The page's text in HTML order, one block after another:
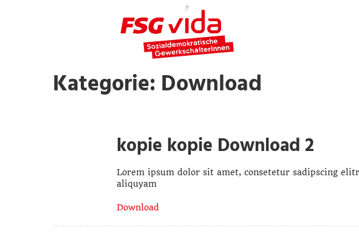
Kategorie: Download
kopie kopie Download 2
Lorem ipsum dolor sit amet, consetetur sadipscing
aliquyam
Download